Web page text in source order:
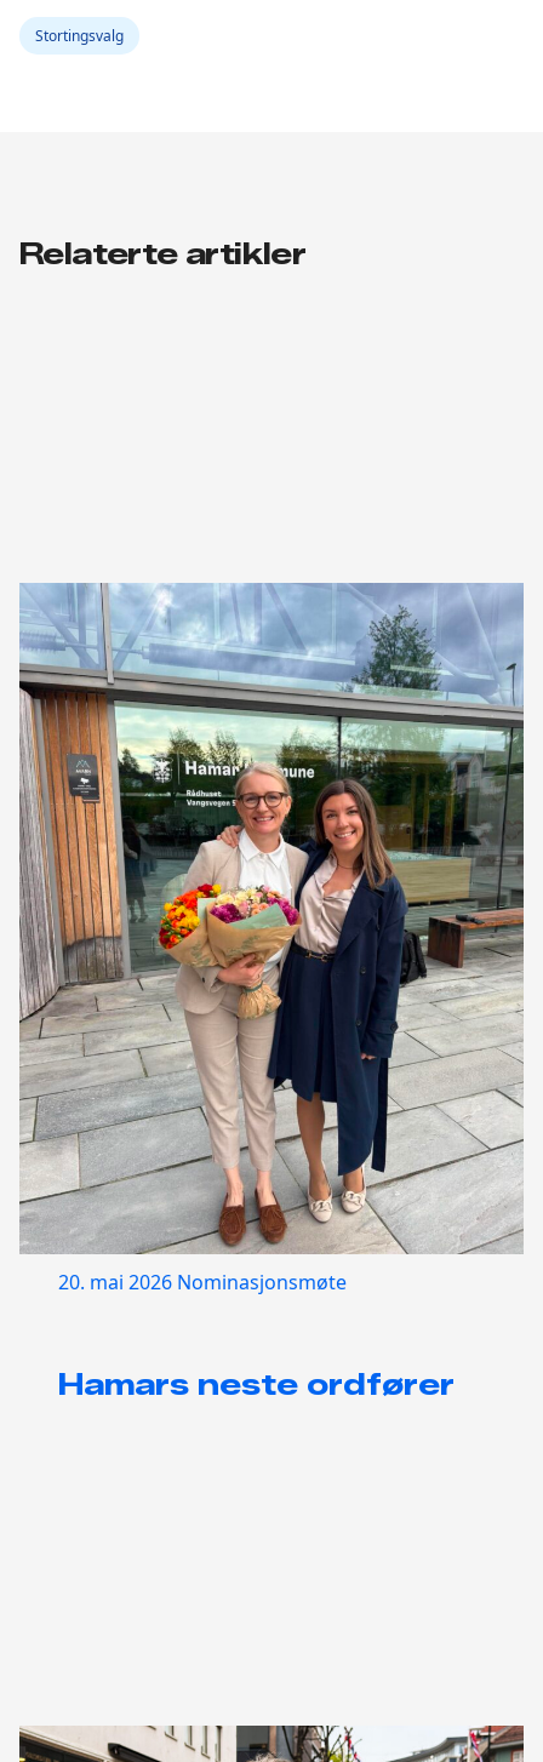
Stortingsvalg
Relaterte artikler
20. mai 2026 Nominasjonsmøte
Hamars neste ordfører